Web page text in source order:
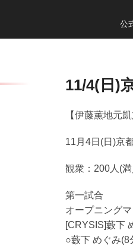
公
11/4(日)
【伊藤薫地元凱
11月4日(日)京
観衆：200人(
第一試合
オープニング
[CRYSIS]藪
○藪下 めぐみ(8